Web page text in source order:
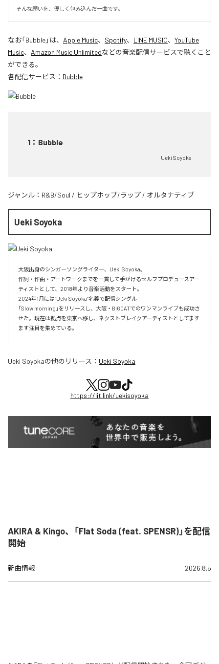
そんな願いを、優しく包み込んだ一曲です。
なお「Bubble」は、 Apple Music、 Spotify、 LINE MUSIC、 YouTube
Music、 Amazon Music Unlimitedなどの音楽配信サービスで聴くこと
ができる。
各配信サービス： Bubble
1 ： Bubble
Ueki Soyoka
ジャンル： R&B/Soul / ヒップホップ/ラップ / オルタナティブ
Ueki Soyoka
大阪出身のシンガーソングライター、Ueki Soyoka。
作詞・作曲・アートワークまでを一貫して手がけるセルフプロデュースアー
ティストとして、2018年より音楽活動をスタート。
2024年1月には“Ueki Soyoka”名義で配信シングル
「Slow morning」をリリースし、大阪・BIGCATでのワンマンライブも成功さ
せた。現在は拠点を東京へ移し、ネクストブレイクアーティストとしてます
ます注目を集めている。
Ueki Soyokaの他のリリース： Ueki Soyoka
https://lit.link/uekisoyoka
AKIRA & Kingo、「Flat Soda (feat. SPENSR)」を配信
開始
新曲情報 2026.8.5